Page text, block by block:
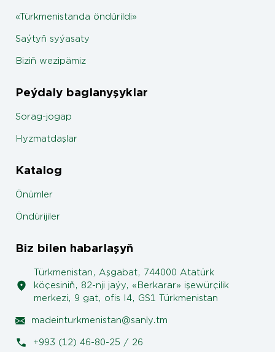
«Türkmenistanda öndürildi»
Saýtyň syýasaty
Biziň wezipämiz
Peýdaly baglanyşyklar
Sorag-jogap
Hyzmatdaşlar
Katalog
Önümler
Öndürijiler
Biz bilen habarlaşyň
Türkmenistan, Aşgabat, 744000 Atatürk
köçesiniň, 82-nji jaýy, «Berkarar» işewürçilik
merkezi, 9 gat, ofis I4, GS1 Türkmenistan
madeinturkmenistan@sanly.tm
+993 (12) 46-80-25 / 26